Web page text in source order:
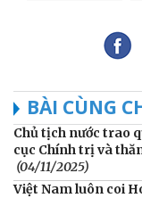
BÀI CÙNG
Chủ tịch nước trao
cục Chính trị và
(04/11/2025)
Việt Nam luôn coi